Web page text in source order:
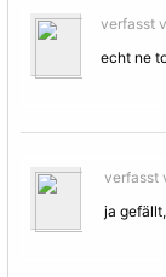
verfasst
echt ne
verfasst
ja